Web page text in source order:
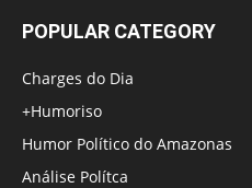
POPULAR CATEGORY
Charges do Dia
+Humoriso
Humor Político do Amazonas
Análise Polítca